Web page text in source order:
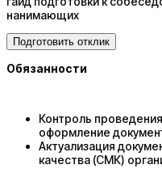
нанимающих
Подготовить отклик
Обязанности
Контроль
оформление
Актуализация
качества (СМК)